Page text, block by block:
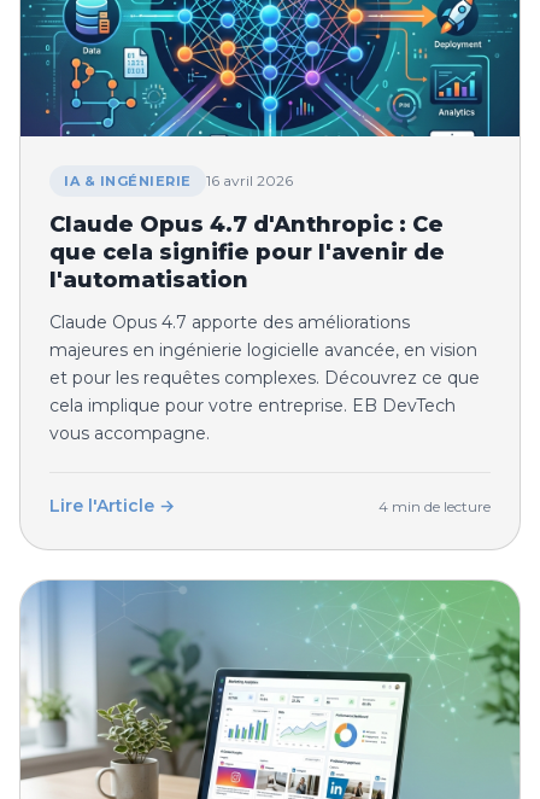
IA & INGÉNIERIE 16 avril 2026
Claude Opus 4.7 d'Anthropic : Ce
que cela signifie pour l'avenir de
l'automatisation
Claude Opus 4.7 apporte des améliorations
majeures en ingénierie logicielle avancée, en vision
et pour les requêtes complexes. Découvrez ce que
cela implique pour votre entreprise. EB DevTech
vous accompagne.
Lire l'Article → 4 min de lecture